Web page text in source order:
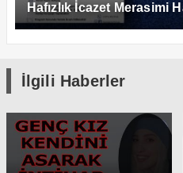
Hafızlık İcazet Merasimi
İlgili Haberler